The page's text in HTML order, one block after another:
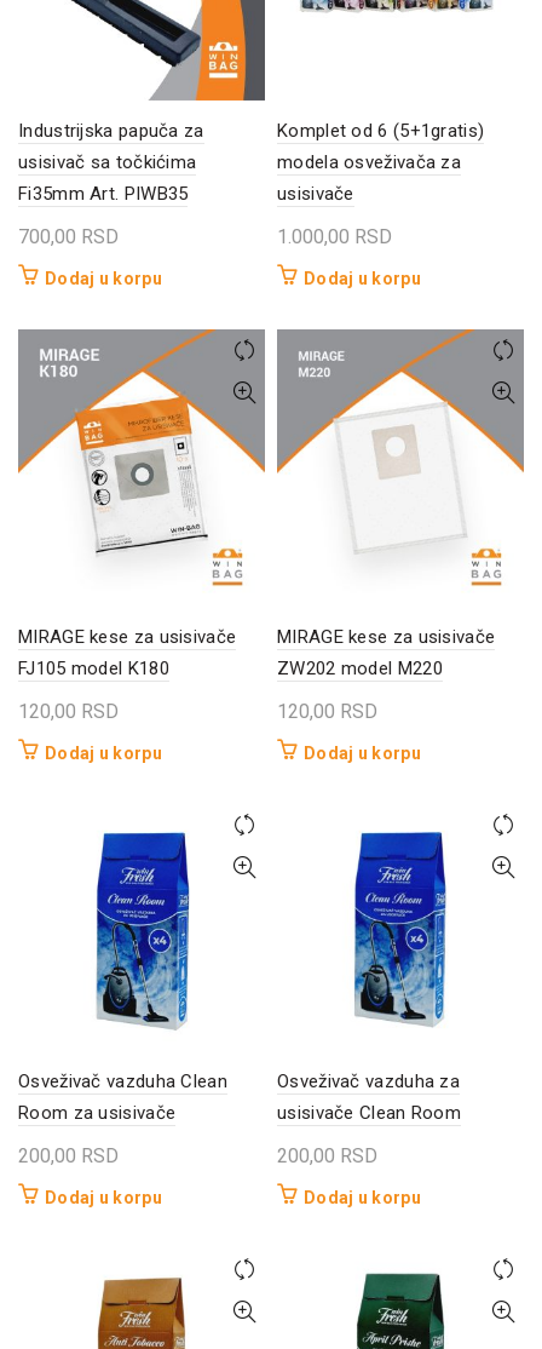
Industrijska papuča za
usisivač sa točkićima
Fi35mm Art. PIWB35
700,00 RSD
Dodaj u korpu
Komplet od 6 (5+1gratis)
modela osveživača za
usisivače
1.000,00 RSD
Dodaj u korpu
MIRAGE kese za usisivače
FJ105 model K180
120,00 RSD
Dodaj u korpu
MIRAGE kese za usisivače
ZW202 model M220
120,00 RSD
Dodaj u korpu
Osveživač vazduha Clean
Room za usisivače
200,00 RSD
Dodaj u korpu
Osveživač vazduha za
usisivače Clean Room
200,00 RSD
Dodaj u korpu